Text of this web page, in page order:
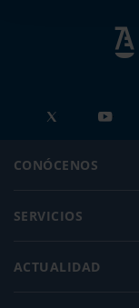
CONÓCENOS
SERVICIOS
ACTUALIDAD